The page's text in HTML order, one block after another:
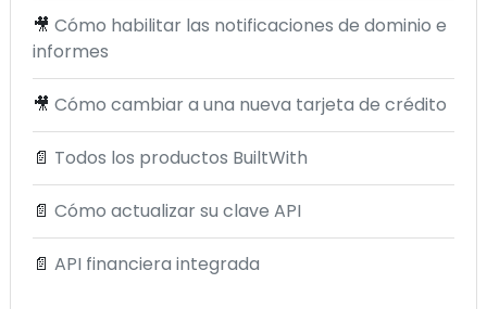
🎥 Cómo habilitar las notificaciones de dominio e
informes
🎥 Cómo cambiar a una nueva tarjeta de crédito
📄 Todos los productos BuiltWith
📄 Cómo actualizar su clave API
📄 API financiera integrada